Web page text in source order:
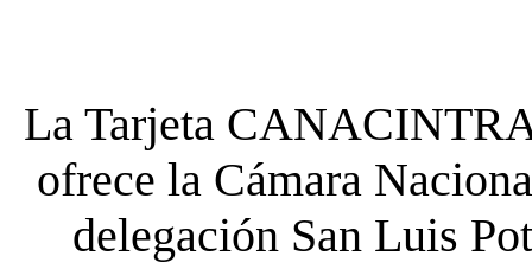
La Tarjeta
ofrece la Cámara
delegación San Luis